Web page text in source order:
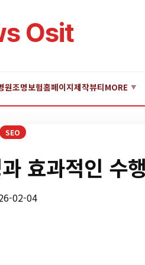
Osit
원조명보험홈페이지제작뷰티MORE ▼
SEO
효과적인 수
02-04